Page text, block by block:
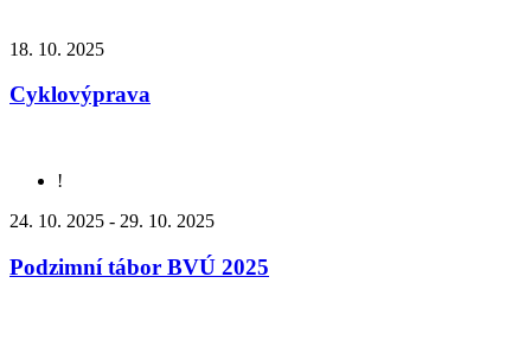
18. 10. 2025
Cyklovýprava
!
24. 10. 2025 - 29. 10. 2025
Podzimní tábor BVÚ 2025